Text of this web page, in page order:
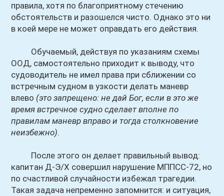
правила, хотя по благоприятному стечению
обстоятельств и разошелся чисто. Однако это ни
в коей мере не может оправдать его действия.
Обучаемый, действуя по указаниям схемы
ООД, самостоятельно приходит к выводу, что
судоводитель не имел права при сближении со
встречным судном в узкости делать маневр
влево (это запрещено: не дай Бог, если в это же
время встречное судно сделает вполне по
правилам маневр вправо и тогда столкновение
неизбежно).
После этого он делает правильный вывод:
капитан Д-Э/Х совершил нарушение МППСС-72, но
по счастливой случайности избежал трагедии.
Такая задача непременно запомнится: и ситуация,